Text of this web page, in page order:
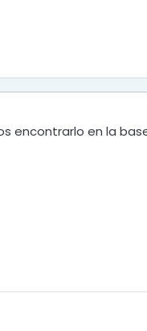
encontrarlo en la